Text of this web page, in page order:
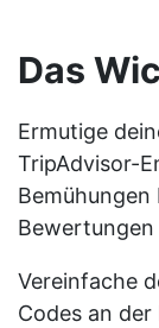
Das
Ermutige
TripAdvisor-
Bemühungen
Vereinfache
Codes an